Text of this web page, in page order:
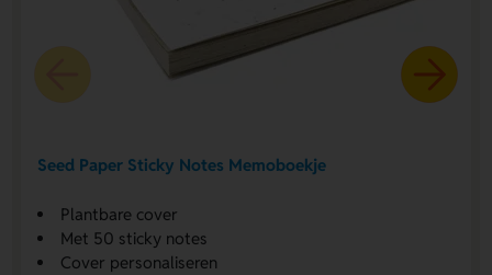
Seed Paper Sticky Notes Memoboekje
Plantbare cover
Met 50 sticky notes
Cover personaliseren